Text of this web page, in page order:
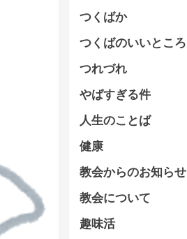
つくばか
つくばのいいところ
つれづれ
やばすぎる件
人生のことば
健康
教会からのお知らせ
教会について
趣味活